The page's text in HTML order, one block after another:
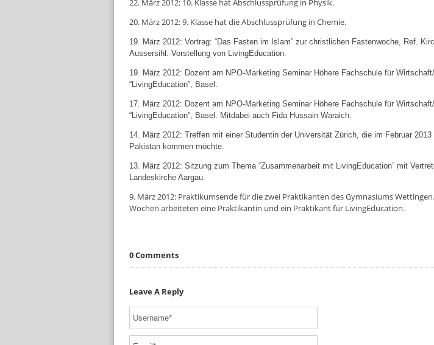
22. März 2012: 10. Klasse hat Abschlussprüfung in Physik.
20. März 2012: 9. Klasse hat die Abschlussprüfung in Chemie.
19. März 2012: Vortrag: “Das Fasten im Islam” zur christlichen Fastenwoche, Ref.
Aussersihl. Vorstellung von LivingEducation.
19. März 2012: Dozent am NPO-Marketing Seminar Höhere Fachschule für
“LivingEducation”, Basel.
17. März 2012: Dozent am NPO-Marketing Seminar Höhere Fachschule für
“LivingEducation”, Basel. Mitdabei auch Fida Hussain Waraich.
14. März 2012: Treffen mit einer Studentin der Universität Zürich, die im Februar
Pakistan kommen möchte.
13. März 2012: Sitzung zum Thema “Zusammenarbeit mit LivingEducation” mit
Landeskirche Aargau.
9. März 2012: Praktikumsende für die zwei Praktikanten des Gymnasiums
Wochen arbeiteten eine Praktikantin und ein Praktikant für LivingEducation.
0 Comments
Leave A Reply